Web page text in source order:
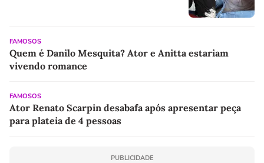
FAMOSOS
Quem é Danilo Mesquita? Ator e Anitta estariam
vivendo romance
FAMOSOS
Ator Renato Scarpin desabafa após apresentar peça
para plateia de 4 pessoas
PUBLICIDADE